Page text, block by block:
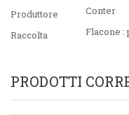
Produttore
Conter
Raccolta
Flacone :
PRODOTTI